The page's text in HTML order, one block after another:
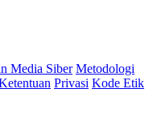
Media Siber Metodologi
Privasi Kode Etik